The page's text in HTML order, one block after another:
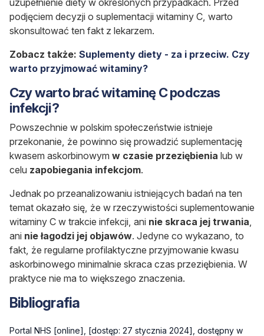
podjęciem decyzji o suplementacji witaminy C, warto
skonsultować ten fakt z lekarzem.
Zobacz także: Suplementy diety - za i przeciw. Czy
warto przyjmować witaminy?
Czy warto brać witaminę C podczas
infekcji?
Powszechnie w polskim społeczeństwie istnieje
przekonanie, że powinno się prowadzić suplementację
kwasem askorbinowym w czasie przeziębienia lub w
celu zapobiegania infekcjom.
Jednak po przeanalizowaniu istniejących badań na ten
temat okazało się, że w rzeczywistości suplementowanie
witaminy C w trakcie infekcji, ani nie skraca jej trwania
ani nie łagodzi jej objawów. Jedyne co wykazano, to
fakt, że regularne profilaktyczne przyjmowanie kwasu
askorbinowego minimalnie skraca czas przeziębienia. W
praktyce nie ma to większego znaczenia.
Bibliografia
Portal NHS [online], [dostęp: 27 stycznia 2024], dostępny w